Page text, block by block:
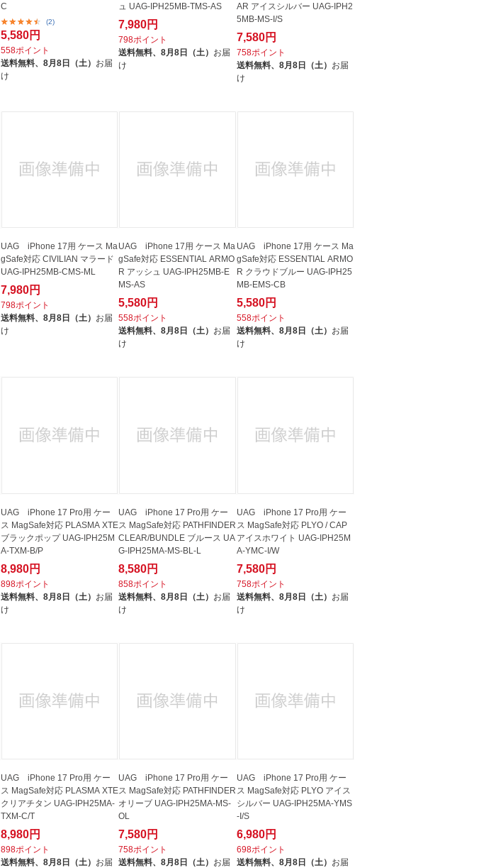
C
(2)
5,580円
558ポイント
送料無料、 8月8日（土） お届
け
ュ UAG-IPH25MB-TMS-AS
7,980円
798ポイント
送料無料、8月8日（土） お届
け
AR アイスシルバー UAG-IPH2
5MB-MS-I/S
7,580円
758ポイント
送料無料、 8月8日（土） お届
け
UAG iPhone 17用 ケース Ma
gSafe対応 CIVILIAN マラード
UAG-IPH25MB-CMS-ML
7,980円
798ポイント
送料無料、 8月8日（土） お届
け
UAG iPhone 17用 ケース Ma
gSafe対応 ESSENTIAL ARMO
R アッシュ UAG-IPH25MB-E
MS-AS
5,580円
558ポイント
送料無料、8月8日（土） お届
け
UAG iPhone 17用 ケース Ma
gSafe対応 ESSENTIAL ARMO
R クラウドブルー UAG-IPH25
MB-EMS-CB
5,580円
558ポイント
送料無料、 8月8日（土） お届
け
UAG iPhone 17 Pro用 ケー
ス MagSafe対応 PLASMA XTE
ブラックポップ UAG-IPH25M
A-TXM-B/P
8,980円
898ポイント
送料無料、 8月8日（土） お届
け
UAG iPhone 17 Pro用 ケー
ス MagSafe対応 PATHFINDER
CLEAR/BUNDLE ブルース UA
G-IPH25MA-MS-BL-L
8,580円
858ポイント
送料無料、8月8日（土） お届
け
UAG iPhone 17 Pro用 ケー
ス MagSafe対応 PLYO / CAP
アイスホワイト UAG-IPH25M
A-YMC-I/W
7,580円
758ポイント
送料無料、 8月8日（土） お届
け
UAG iPhone 17 Pro用 ケー
ス MagSafe対応 PLASMA XTE
クリアチタン UAG-IPH25MA-
TXM-C/T
8,980円
898ポイント
送料無料、 8月8日（土） お届
UAG iPhone 17 Pro用 ケー
ス MagSafe対応 PATHFINDER
オリーブ UAG-IPH25MA-MS-
OL
7,580円
758ポイント
送料無料、8月8日（土） お届
UAG iPhone 17 Pro用 ケー
ス MagSafe対応 PLYO アイス
シルバー UAG-IPH25MA-YMS
-I/S
6,980円
698ポイント
送料無料、 8月8日（土） お届